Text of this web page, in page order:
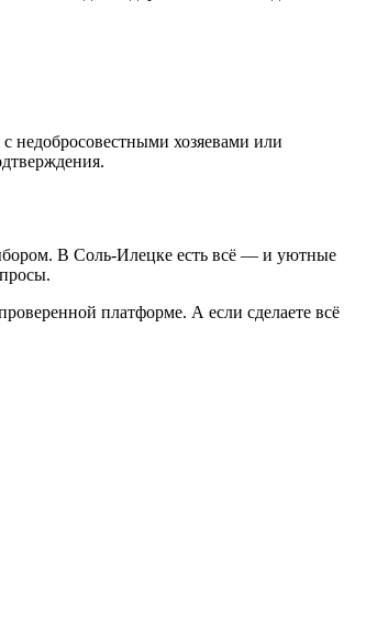
недобросовестными хозяевами или
В Соль-Илецке есть всё — и уютные
платформе. А если сделаете всё